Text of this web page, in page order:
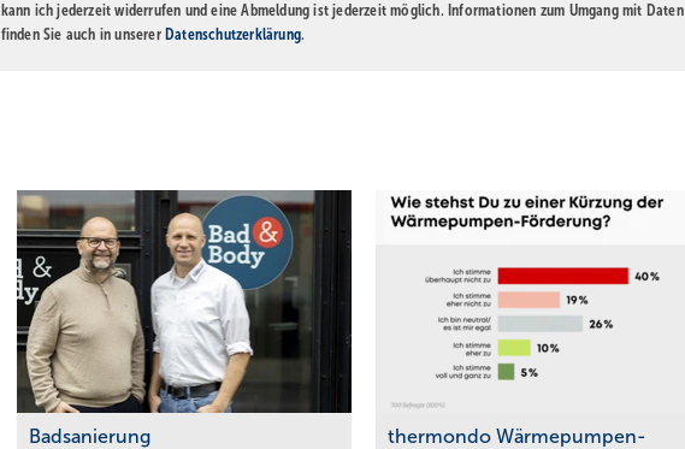
kann ich jederzeit widerrufen und eine Abmeldung ist jederzeit möglich. Informationen zum Umgang mit Daten
finden Sie auch in unserer Datenschutzerklärung.
Badsanierung
thermondo Wärmepumpen-